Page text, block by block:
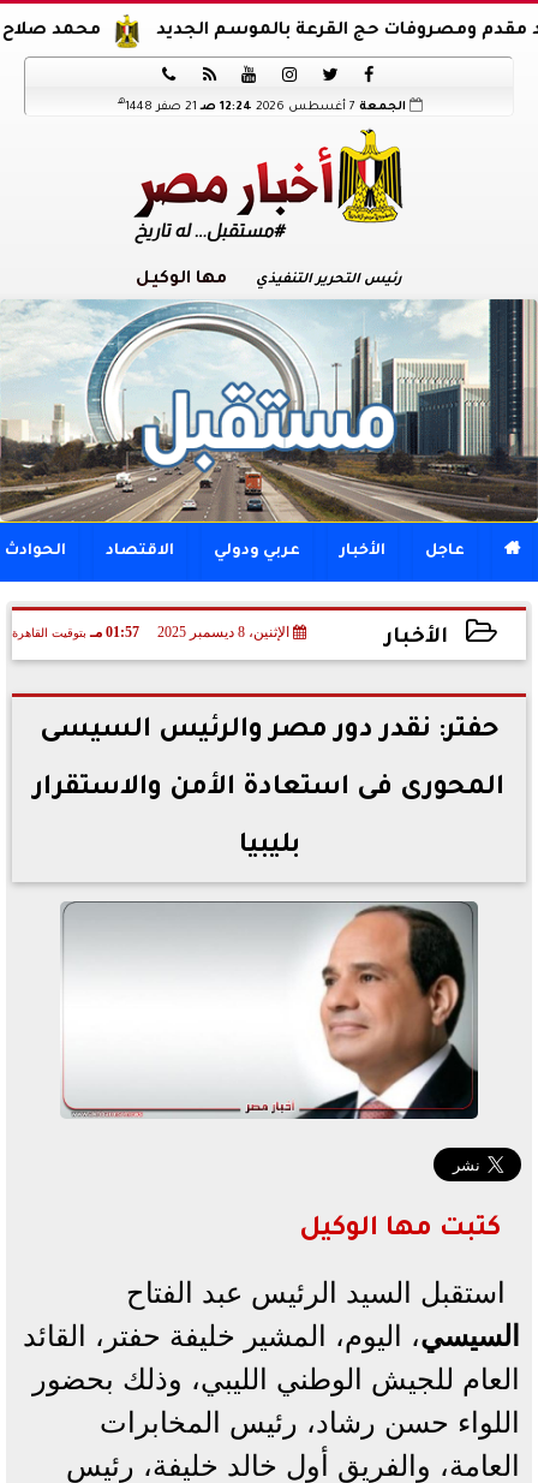
محمد صلاح يوقع حج القرعة بالموسم الجديد






الجمعة 12:24 صـ 21 صفر 1448 هـ
رئيس التحرير التنفيذي مها الوكيل
 عاجل الأخبار عربي ودولي الاقتصاد الحوادث
الأخبار الإثنين، 8 ديسمبر 2025 01:57 مـ بتوقيت القاهرة
2025-12-08 13:57:59
حفتر: نقدر دور مصر والرئيس السيسى
المحورى فى استعادة الأمن والاستقرار
بليبيا
كتبت مها الوكيل
استقبل السيد الرئيس عبد الفتاح
السيسي، اليوم، المشير خليفة حفتر، القائد
العام للجيش الوطني الليبي، وذلك بحضور
اللواء حسن رشاد، رئيس المخابرات
العامة، والفريق أول خالد خليفة، رئيس